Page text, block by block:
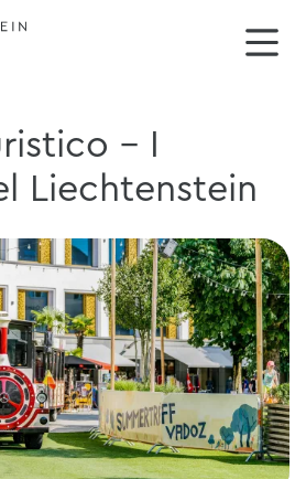
- I
Liechtenstein